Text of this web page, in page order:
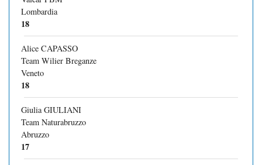
Lombardia
18
Alice CAPASSO
Team Wilier Breganze
Veneto
18
Giulia GIULIANI
Team Naturabruzzo
Abruzzo
17